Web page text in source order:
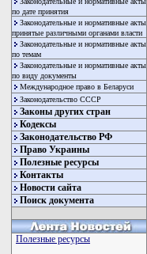
по дате принятия
Законодательные и нормативные акты
принятые различными органами власти
Законодательные и нормативные акты
по темам
Законодательные и нормативные акты
по виду документы
Международное право в Беларуси
Законодательство СССР
Законы других стран
Кодексы
Законодательство РФ
Право Украины
Полезные ресурсы
Контакты
Новости сайта
Поиск документа
Полезные ресурсы